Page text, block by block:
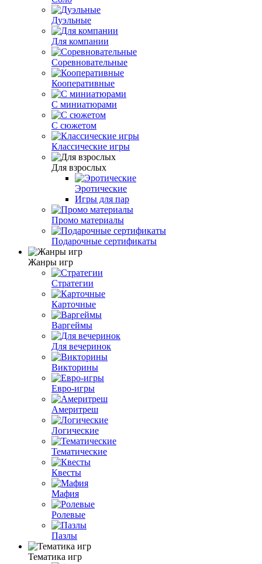
Дуэльные
Для компании
Соревновательные
Кооперативные
C миниатюрами
С сюжетом
Классические игры
Для взрослых
Эротические
Игры для пар
Промо материалы
Подарочные сертификаты
Жанры игр
Стратегии
Карточные
Варгеймы
Для вечеринок
Викторины
Евро-игры
Америтреш
Логические
Тематические
Квесты
Мафия
Ролевые
Пазлы
Тематика игр